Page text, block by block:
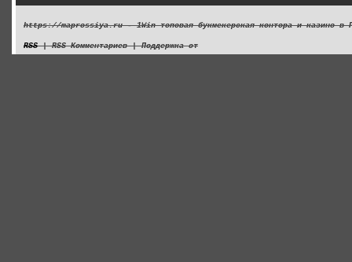
https://maprossiya.ru - 1Win топовая букмекерская контора и казино в
RSS| RSS Комментариев | Поддержка от